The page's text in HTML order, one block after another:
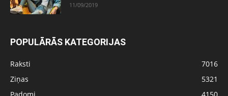
11/09/2019
POPULĀRĀS KATEGORIJAS
Raksti
7016
Ziņas
5321
Padomi
4150